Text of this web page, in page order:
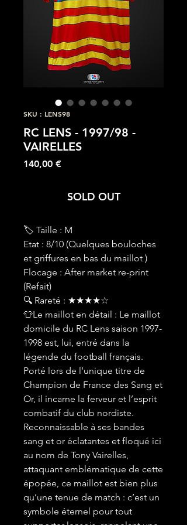
SKU : LENS98
RC LENS - 1997/98 -
VAIRELLES
140,00 €Prix
SOLD OUT
🏷 Taille : M
Etat : 8/10 (Quelques bouloches
et griffures en bas du maillot )
Flocage : After market re-print
(Refait)
🔍 Rareté : ★★★★☆
👕Le maillot en détail : Le maillot
domicile du RC Lens saison 1997-
1998 est, lui, entré dans la
légende du football français.
Porté lors de l’unique titre de
Champion de France des Sang et
Or, il incarne la ferveur et l’esprit
combatif du club nordiste.
Reconnaissable à ses bandes
sang et or éclatantes et floqué ici
au nom de Tony Vairelles,
attaquant emblématique de cette
épopée, ce maillot est bien plus
qu’une tenue de match : c’est un
symbole éternel pour tout